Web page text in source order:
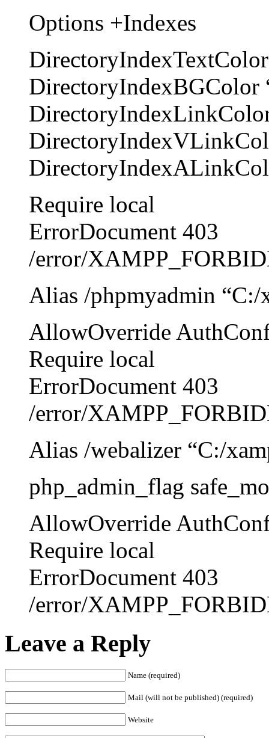
Options +Indexes
DirectoryIndexBGColor
Require local
ErrorDocument 403
/error/
Alias /phpmyadmin
AllowOverride
Require local
ErrorDocument 403
/error/
Alias /webalizer “C:/
php_admin_flag
AllowOverride
Require local
ErrorDocument 403
/error/
Leave a Reply
Name (required)
Mail (will not be published) (required)
Website